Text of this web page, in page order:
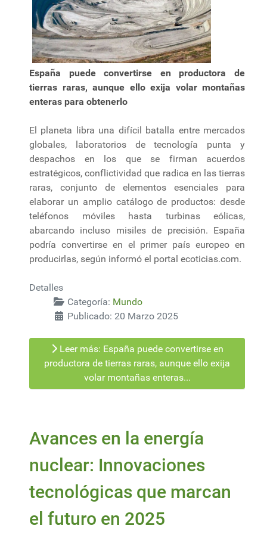
España puede convertirse en productora de
tierras raras, aunque ello exija volar montañas
enteras para obtenerlo
El planeta libra una difícil batalla entre mercados
globales, laboratorios de tecnología punta y
despachos en los que se firman acuerdos
estratégicos, conflictividad que radica en las tierras
raras, conjunto de elementos esenciales para
elaborar un amplio catálogo de productos: desde
teléfonos móviles hasta turbinas eólicas,
abarcando incluso misiles de precisión. España
podría convertirse en el primer país europeo en
producirlas, según informó el portal ecoticias.com.
Detalles
Categoría: Mundo
Publicado: 20 Marzo 2025
Leer más: España puede convertirse en
productora de tierras raras, aunque ello exija
volar montañas enteras...
Avances en la energía
nuclear: Innovaciones
tecnológicas que marcan
el futuro en 2025